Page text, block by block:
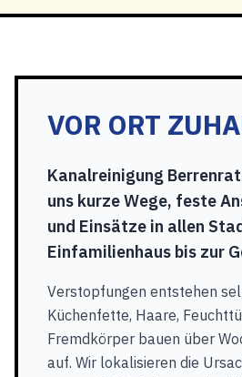
VOR ORT
Kanalreinigung
uns kurze Wege, feste
und Einsätze in allen
Einfamilienhaus bis zur
Verstopfungen entstehen
Küchenfette, Haare,
Fremdkörper bauen über
auf. Wir lokalisieren die